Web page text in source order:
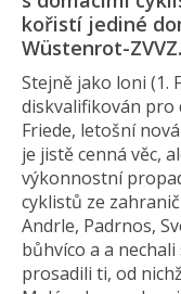
kořistí jediné
Wüstenrot-
Stejně jako loni (1.
diskvalifikován pro
Friede, letošní
je jistě cenná věc,
výkonnostní
cyklistů ze
Andrle, Padrnos,
bůhvíco a a
prosadili ti, od